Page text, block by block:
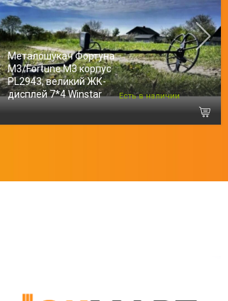
Металошукач Фортуна
М3/Fortune M3 корпус
PL2943, великий ЖК-
дисплей 7*4 Winstar
Есть в наличии